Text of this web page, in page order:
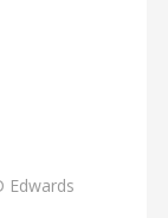
Edwards